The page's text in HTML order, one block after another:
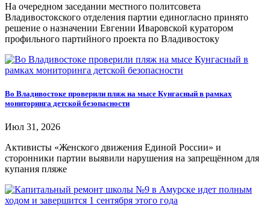
На очередном заседании местного политсовета
Владивостокского отделения партии единогласно принято
решение о назначении Евгении Иваровской куратором
профильного партийного проекта по Владивостоку
Во Владивостоке проверили пляж на мысе Кунгасный в рамках
мониторинга детской безопасности
Июл 31, 2026
Активисты «Женского движения Единой России» и
сторонники партии выявили нарушения на запрещённом для
купания пляже